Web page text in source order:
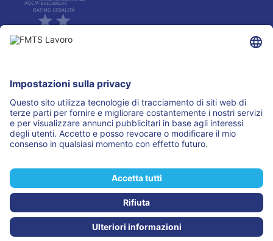
Accreditamenti
ASSOCIAZIONI
I PARTNER
© 2025 FMTS Lavoro S.r.l.(Aut. Min. R. 0000002 del 05.01.2021)
P.IVA 05731800651Tutti i diritti sono riservati